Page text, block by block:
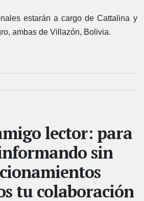
estarán a cargo de Cattalina y
ambas de Villazón, Bolivia.
lector: para
sin
tu colaboración